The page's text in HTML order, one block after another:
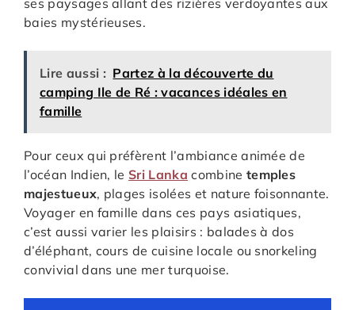
ses paysages allant des rizières verdoyantes aux
baies mystérieuses.
Lire aussi : Partez à la découverte du
camping Ile de Ré : vacances idéales en
famille
Pour ceux qui préfèrent l’ambiance animée de
l’océan Indien, le Sri Lanka combine temples
majestueux, plages isolées et nature foisonnante.
Voyager en famille dans ces pays asiatiques,
c’est aussi varier les plaisirs : balades à dos
d’éléphant, cours de cuisine locale ou snorkeling
convivial dans une mer turquoise.